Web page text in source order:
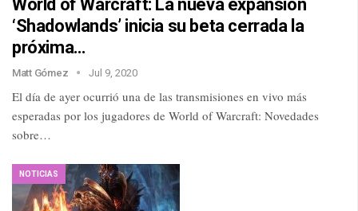
World of Warcraft: La nueva expansión
‘Shadowlands’ inicia su beta cerrada la
próxima…
Matt Gómez Jul 9, 2020
El día de ayer ocurrió una de las transmisiones en vivo más
esperadas por los jugadores de World of Warcraft: Novedades
sobre…
NOTICIAS